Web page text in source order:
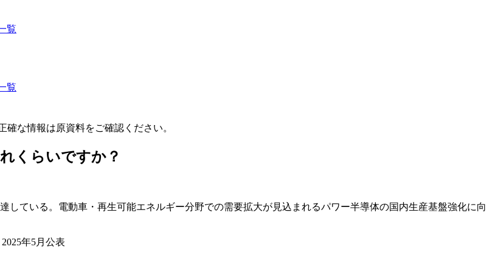
覧
覧
確な情報は原資料をご確認ください。
くらいですか？
している。電動車・再生可能エネルギー分野での需要拡大が見込まれるパワー半導体の国内生産基盤強化に向
年5月公表